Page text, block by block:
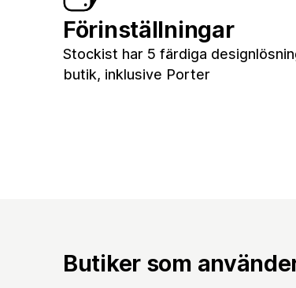
Förinställningar
Stockist har 5 färdiga
butik, inklusive Porter
Butiker som